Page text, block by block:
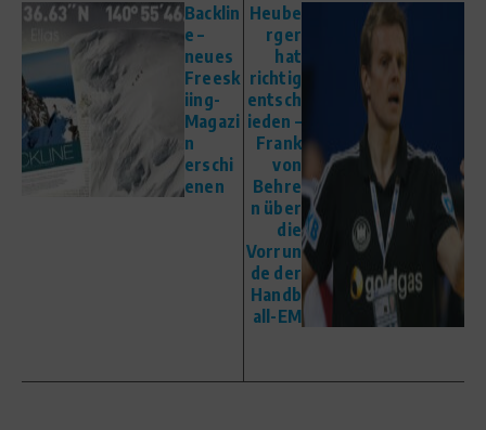
Backlin
e –
neues
Freesk
iing-
Magazi
n
erschi
enen
Heube
rger
hat
richtig
entsch
ieden –
Frank
von
Behre
n über
die
Vorrun
de der
Handb
all-EM